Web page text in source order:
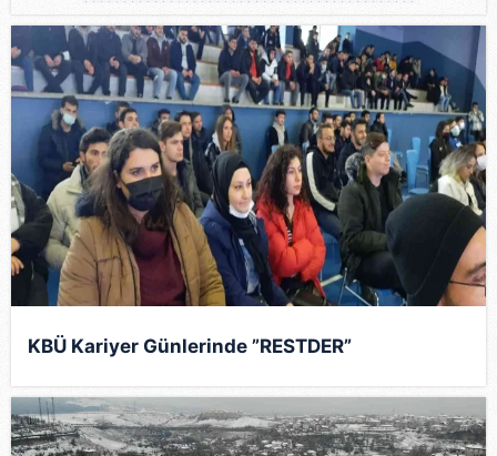
KBÜ Kariyer Günlerinde ”RESTDER”